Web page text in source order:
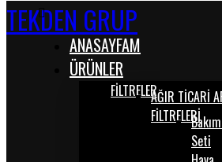
TEKDEN GRUP
ANASAYFAM
ÜRÜNLER
FİLTRELERAĞIR TİCARİ
FİLTRELERİ
Seti